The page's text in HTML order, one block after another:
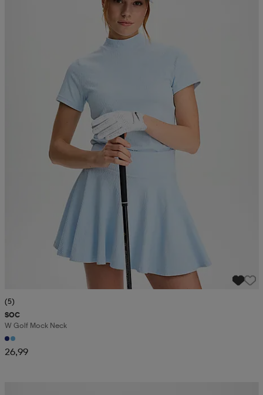
(5)
SOC
W Golf Mock Neck
26,99